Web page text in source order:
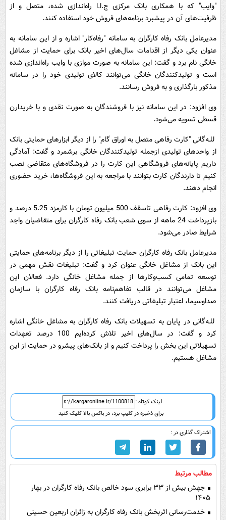
"وایب" که با همکاری بانک مرکزی ج.ا.ا راه‌اندازی شده، متصل و از
ظرفیت‌های آن در پیشبرد برنامه‌های فروش خود استفاده کنند.
مدیرعامل بانک رفاه کارگران به سامانه "رفاه‌کار" اشاره و از این سامانه به
عنوان یکی دیگر از اقدامات سال‌های اخیر بانک برای حمایت از مشاغل
خانگی نام برد و گفت: این سامانه به صورت موازی با وایب راه‌اندازی شده
است و تولیدکنندگان خانگی می‌توانند کالای تولیدی خود را در سامانه
مذکور بارگذاری و به فروش رسانند.
وی افزود: در این سامانه نیز با فروشندگان به صورت نقدی و با خریدارن
قسطی تسویه می‌شود.
للـه‌گانی "کارت رفاهی متصل به اوراق گام" را از دیگر ابزارهای حمایتی بانک
از واحدهای تولیدی ازجمله تولیدکنندگان خانگی برشمرد و گفت: آمادگی
داریم پایانه‌های فروشگاهی این کارت را در فروشگاه‌های متقاضی نصب
کنیم تا دارندگان کارت بتوانند با مراجعه به این فروشگاه‌ها، خرید حضوری
انجام دهند.
وی افزود: کارت رفاهی تاسقف 500 میلیون تومان با کارمزد 5.25 درصد و
بازپرداخت 24 ماهه از سوی شعب بانک رفاه کارگران برای متقاضیان واجد
شرایط صادر می‌شود.
مدیرعامل بانک رفاه کارگران حمایت تبلیغاتی را از دیگر برنامه‌های حمایتی
این بانک از مشاغل خانگی عنوان کرد و گفت: تبلیغات نقش مهمی در
توسعه تمامی کسب‌وکارها از جمله مشاغل خانگی دارد. فعالان این
مشاغل می‌توانند در قالب تفاهم‌نامه بانک رفاه کارگران با سازمان
صداوسیما، اعتبار تبلیغاتی دریافت کنند.
للـه‌گانی در پایان به تسهیلات بانک رفاه کارگران به مشاغل خانگی اشاره
کرد و گفت: در سال‌های اخیر تلاش کرده‌ایم 100 درصد تعهدات
تسهیلاتی این بخش را پرداخت کنیم و از بانک‌های پیشرو در حمایت از این
مشاغل هستیم.
لینک کوتاه :
برای ذخیره در کلیپ برد، در باکس بالا کلیک کنید
اشتراک گذاری در :
مطالب مرتبط
جهش بیش از ۳۳ برابری سود خالص بانک رفاه کارگران در بهار
۱۴۰۵
خدمت‌رسانی اثربخش بانک رفاه کارگران به زائران اربعین حسینی